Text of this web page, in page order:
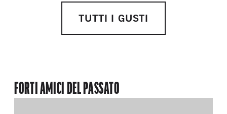
TUTTI I GUSTI
FORTI AMICI DEL PASSATO